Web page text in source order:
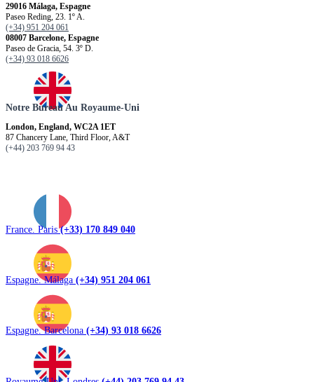
29016 Málaga, Espagne
Paseo Reding, 23. 1º A.
(+34) 951 204 061
08007 Barcelone, Espagne
Paseo de Gracia, 54. 3º D.
(+34) 93 018 6626
Notre Bureau Au Royaume-Uni
London, England, WC2A 1ET
87 Chancery Lane, Third Floor, A&T
(+44) 203 769 94 43
France. Paris(+33) 170 849 040
Espagne. Málaga (+34) 951 204 061
Espagne. Barcelona (+34) 93 018 6626